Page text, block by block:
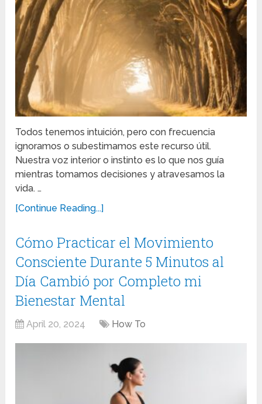
Todos tenemos intuición, pero con frecuencia
ignoramos o subestimamos este recurso útil.
Nuestra voz interior o instinto es lo que nos guía
mientras tomamos decisiones y atravesamos la
vida. …
[Continue Reading...]
Cómo Practicar el Movimiento
Consciente Durante 5 Minutos al
Día Cambió por Completo mi
Bienestar Mental
April 20, 2024 How To